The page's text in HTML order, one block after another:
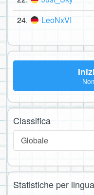
24. LeoNxVI
Classifica
Globale
Statistiche per